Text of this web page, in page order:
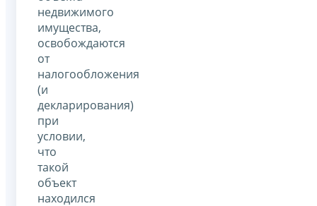
недвижимого
имущества,
освобождаются
от
налогообложения
(и
декларирования)
при
условии,
что
такой
объект
находился